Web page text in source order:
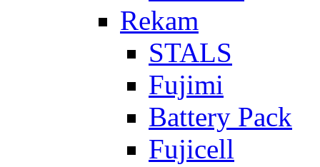
Rekam
STALS
Fujimi
Battery Pack
Fujicell